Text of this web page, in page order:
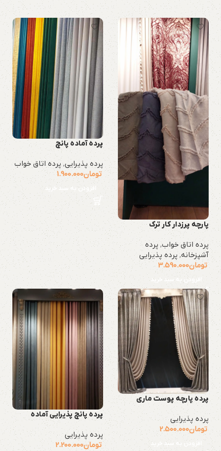
پارچه پرزدار کار ترک
پرده اتاق خواب, پرده
آشپزخانه,پرده پذیرایی
تومان3.590.000
افزودن به سبد خرید
پرده آماده پانچ
پرده پذیرایی,پرده اتاق خواب
تومان1.900.000
افزودن به سبد خرید
پرده پارچه پوست ماری
پرده پذیرایی
تومان2.500.000
افزودن به سبد خرید
پرده پانچ پذیرایی آماده
پرده پذیرایی
تومان2.200.000